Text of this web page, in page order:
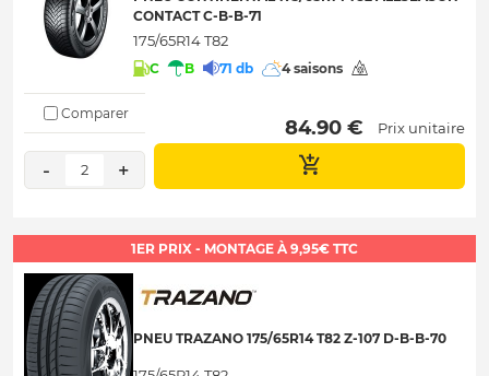
CONTACT C-B-B-71
175/65R14 T82
C B 71 db 4 saisons
Comparer
- 2 +
84.90 € Prix unitaire
1ER PRIX - MONTAGE À 9,95€ TTC
PNEU TRAZANO 175/65R14 T82 Z-107 D-B-B-70